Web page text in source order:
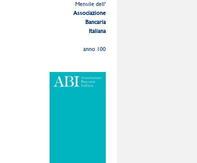
Mensile dell'
Associazione
Bancaria
Italiana
anno 100